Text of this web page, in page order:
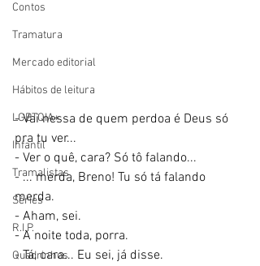
Contos
Tramatura
Mercado editorial
Hábitos de leitura
LGBTQIA+
Infantil
Tramalistas
Séries
R.I.P.
Quadrinhos
- Vai nessa de quem perdoa é Deus só
pra tu ver...
- Ver o quê, cara? Só tô falando...
- ... merda, Breno! Tu só tá falando
merda.
- Aham, sei.
- A noite toda, porra.
- Tá, cara... Eu sei, já disse.